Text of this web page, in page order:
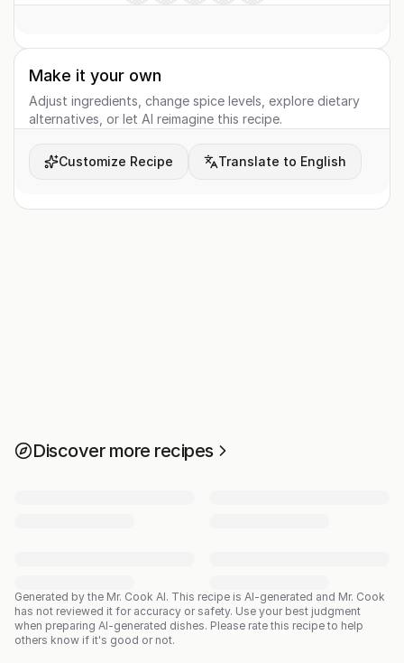
Make it your own
Adjust ingredients, change spice levels, explore dietary
alternatives, or let AI reimagine this recipe.
Customize Recipe Translate to English
Discover more recipes
Generated by the Mr. Cook AI. This recipe is AI-generated and Mr. Cook
has not reviewed it for accuracy or safety. Use your best judgment
when preparing AI-generated dishes. Please rate this recipe to help
others know if it's good or not.